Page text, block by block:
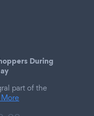
During
part of the